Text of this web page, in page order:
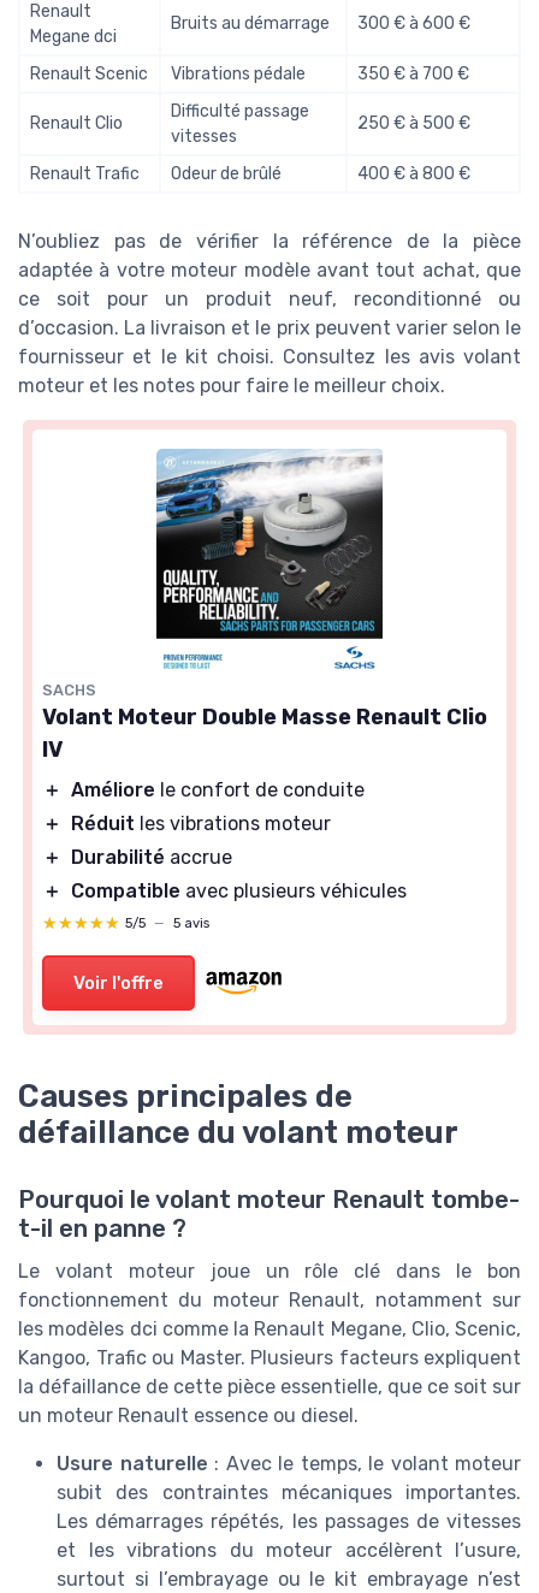
Renault
Megane dci
Bruits au démarrage 300 € à 600 €
Renault Scenic Vibrations pédale 350 € à 700 €
Renault Clio
Difficulté passage
vitesses
250 € à 500 €
Renault Trafic Odeur de brûlé 400 € à 800 €
N’oubliez pas de vérifier la référence de la pièce
adaptée à votre moteur modèle avant tout achat, que
ce soit pour un produit neuf, reconditionné ou
d’occasion. La livraison et le prix peuvent varier selon le
fournisseur et le kit choisi. Consultez les avis volant
moteur et les notes pour faire le meilleur choix.
SACHS
Volant Moteur Double Masse Renault Clio
IV
＋ Améliore le confort de conduite
＋
Réduit les vibrations moteur
＋
Durabilité accrue
＋
Compatible avec plusieurs véhicules
★★★★★
★★★★★ 5/5 — 5 avis
Voir l'offre
Causes principales de
défaillance du volant moteur
Pourquoi le volant moteur Renault tombe-
t-il en panne ?
Le volant moteur joue un rôle clé dans le bon
fonctionnement du moteur Renault, notamment sur
les modèles dci comme la Renault Megane, Clio, Scenic,
Kangoo, Trafic ou Master. Plusieurs facteurs expliquent
la défaillance de cette pièce essentielle, que ce soit sur
un moteur Renault essence ou diesel.
Usure naturelle : Avec le temps, le volant moteur
subit des contraintes mécaniques importantes.
Les démarrages répétés, les passages de vitesses
et les vibrations du moteur accélèrent l’usure,
surtout si l’embrayage ou le kit embrayage n’est